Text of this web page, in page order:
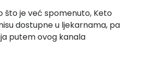
što je već spomenuto, Keto
dostupne u ljekarnama, pa
putem ovog kanala